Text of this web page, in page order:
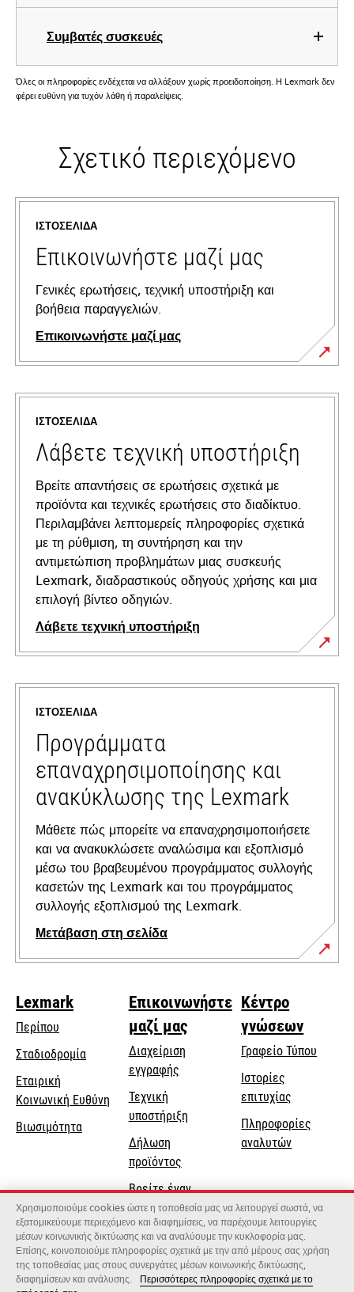
Συμβατές συσκευές
Όλες οι πληροφορίες ενδέχεται να αλλάξουν χωρίς προειδοποίηση. Η Lexmark δεν
φέρει ευθύνη για τυχόν λάθη ή παραλείψεις.
Σχετικό περιεχόμενο
ΙΣΤΟΣΕΛΊΔΑ
Επικοινωνήστε μαζί μας
Γενικές ερωτήσεις, τεχνική υποστήριξη και
βοήθεια παραγγελιών.
Επικοινωνήστε μαζί μας
ΙΣΤΟΣΕΛΊΔΑ
Λάβετε τεχνική υποστήριξη
Βρείτε απαντήσεις σε ερωτήσεις σχετικά με
προϊόντα και τεχνικές ερωτήσεις στο διαδίκτυο.
Περιλαμβάνει λεπτομερείς πληροφορίες σχετικά
με τη ρύθμιση, τη συντήρηση και την
αντιμετώπιση προβλημάτων μιας συσκευής
Lexmark, διαδραστικούς οδηγούς χρήσης και μια
επιλογή βίντεο οδηγιών.
Λάβετε τεχνική υποστήριξη
opens
in
new
tab
ΙΣΤΟΣΕΛΊΔΑ
Προγράμματα
επαναχρησιμοποίησης και
ανακύκλωσης της Lexmark
Μάθετε πώς μπορείτε να επαναχρησιμοποιήσετε
και να ανακυκλώσετε αναλώσιμα και εξοπλισμό
μέσω του βραβευμένου προγράμματος συλλογής
κασετών της Lexmark και του προγράμματος
συλλογής εξοπλισμού της Lexmark.
Μετάβαση στη σελίδα
Lexmark
Περίπου
Σταδιοδρομία
Εταιρική
Κοινωνική Ευθύνη opens
new
Βιωσιμότητα
Επικοινωνήστε
μαζί μας
Διαχείριση
εγγραφής
Τεχνική
υποστήριξηopens
tab
Δήλωση
προϊόντος
Βρείτε έναν
αντιπρόσωπο
Κατάλογος
χονδρεμπόρων
Κέντρο
γνώσεων
Γραφείο Τύπου
Ιστορίες
επιτυχίας
Πληροφορίες
αναλυτών
Χρησιμοποιούμε cookies ώστε η τοποθεσία μας να λειτουργεί σωστά, να
εξατομικεύουμε περιεχόμενο και διαφημίσεις, να παρέχουμε λειτουργίες
μέσων κοινωνικής δικτύωσης και να αναλύουμε την κυκλοφορία μας.
Επίσης, κοινοποιούμε πληροφορίες σχετικά με την από μέρους σας χρήση
της τοποθεσίας μας στους συνεργάτες μέσων κοινωνικής δικτύωσης,
διαφημίσεων και ανάλυσης.
Περισσότερες πληροφορίες σχετικά με το